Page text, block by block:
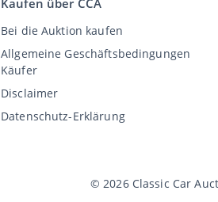
Bei die Auktion kaufen
Allgemeine Geschäftsbedingungen
Käufer
Disclaimer
Datenschutz-Erklärung
© 2026 Classic Car